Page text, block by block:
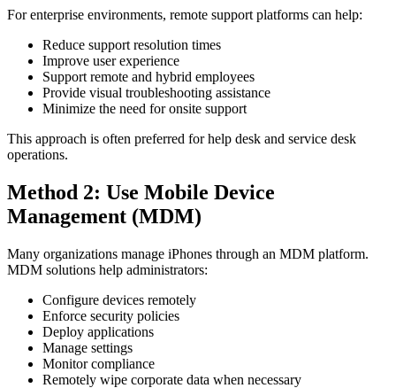
For enterprise environments, remote support platforms can help:
Reduce support resolution times
Improve user experience
Support remote and hybrid employees
Provide visual troubleshooting assistance
Minimize the need for onsite support
This approach is often preferred for help desk and service desk
operations.
Method 2: Use Mobile Device
Management (MDM)
Many organizations manage iPhones through an MDM platform.
MDM solutions help administrators:
Configure devices remotely
Enforce security policies
Deploy applications
Manage settings
Monitor compliance
Remotely wipe corporate data when necessary